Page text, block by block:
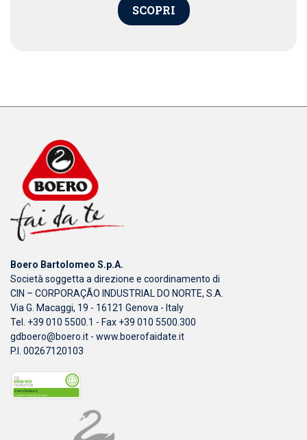
SCOPRI
Boero Bartolomeo S.p.A.
Società soggetta a direzione e coordinamento di
CIN – CORPORAÇÃO INDUSTRIAL DO NORTE, S.A.
Via G. Macaggi, 19 - 16121 Genova - Italy
Tel. +39 010 5500.1 - Fax +39 010 5500.300
gdboero@boero.it - www.boerofaidate.it
P.I. 00267120103